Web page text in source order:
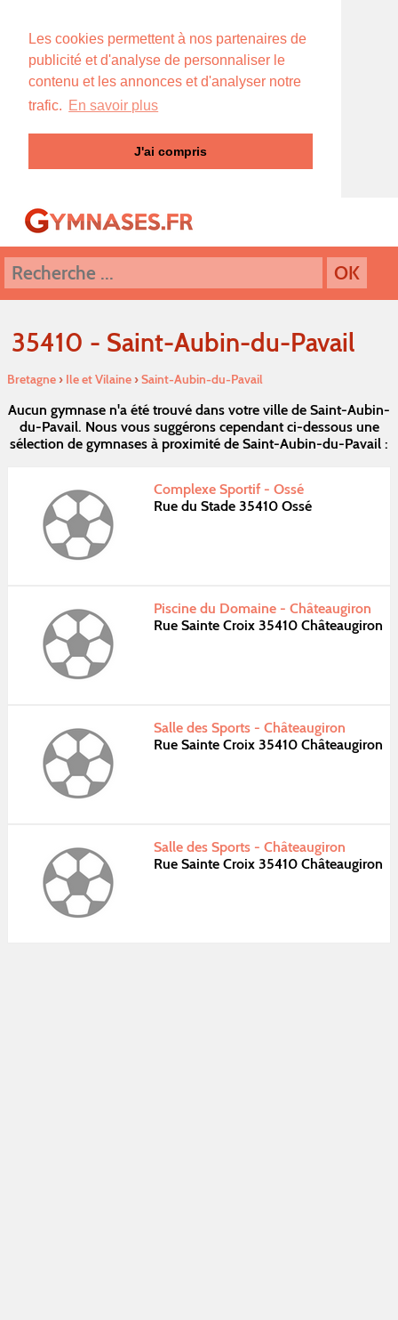
Les cookies permettent à nos partenaires de
publicité et d'analyse de personnaliser le
contenu et les annonces et d'analyser notre
trafic. En savoir plus
J'ai compris
35410 - Saint-Aubin-du-Pavail
Bretagne› Ile et Vilaine›Saint-Aubin-du-Pavail
Aucun gymnase n'a été trouvé dans votre ville de Saint-Aubin-
du-Pavail. Nous vous suggérons cependant ci-dessous une
sélection de gymnases à proximité de Saint-Aubin-du-Pavail :
Complexe Sportif - Ossé
Rue du Stade 35410 Ossé
Piscine du Domaine - Châteaugiron
Rue Sainte Croix 35410 Châteaugiron
Salle des Sports - Châteaugiron
Rue Sainte Croix 35410 Châteaugiron
Salle des Sports - Châteaugiron
Rue Sainte Croix 35410 Châteaugiron